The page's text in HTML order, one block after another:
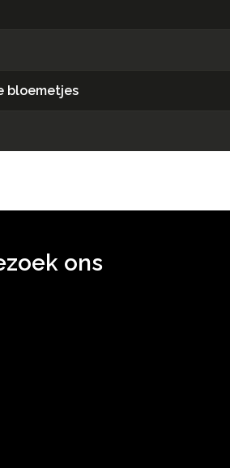
bloemetjes
ons